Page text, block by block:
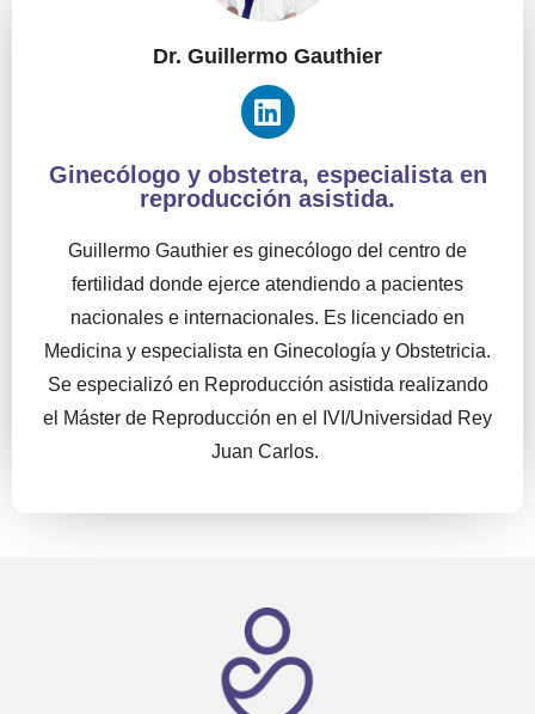
Dr. Guillermo Gauthier
Ginecólogo y obstetra, especialista en
reproducción asistida.
Guillermo Gauthier es ginecólogo del centro de
fertilidad donde ejerce atendiendo a pacientes
nacionales e internacionales. Es licenciado en
Medicina y especialista en Ginecología y Obstetricia.
Se especializó en Reproducción asistida realizando
el Máster de Reproducción en el IVI/Universidad Rey
Juan Carlos.